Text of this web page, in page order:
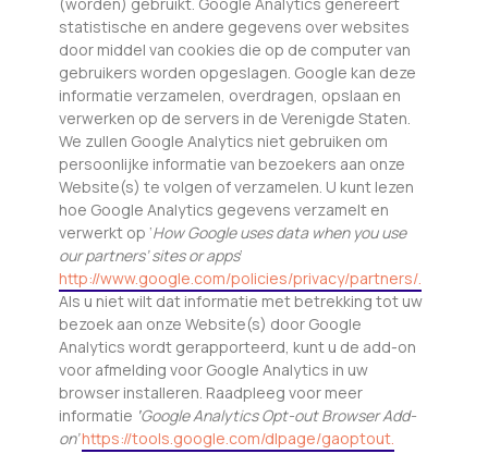
statistische en andere gegevens over websites
door middel van cookies die op de computer van
gebruikers worden opgeslagen. Google kan deze
informatie verzamelen, overdragen, opslaan en
verwerken op de servers in de Verenigde Staten.
We zullen Google Analytics niet gebruiken om
persoonlijke informatie van bezoekers aan onze
Website(s) te volgen of verzamelen. U kunt lezen
hoe Google Analytics gegevens verzamelt en
verwerkt op ‘How Google uses data when you use
our partners’ sites or apps‘
http://www.google.com/policies/privacy/partners/.
Als u niet wilt dat informatie met betrekking tot uw
bezoek aan onze Website(s) door Google
Analytics wordt gerapporteerd, kunt u de add-on
voor afmelding voor Google Analytics in uw
browser installeren. Raadpleeg voor meer
informatie ‘Google Analytics Opt-out Browser Add-
on’https://tools.google.com/dlpage/gaoptout.